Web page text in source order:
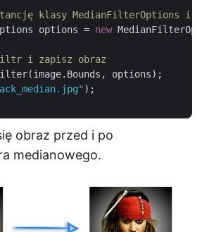
klasy MedianFilterOptions i
options =
new
i zapisz obraz
options);
);
obraz przed i po
medianowego.